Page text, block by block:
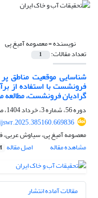
نویسنده =معصومه آمیغ پی
تعداد مقالات: 1
شناسایی موقعیت مناطق
فرونشست با استفاده از
گرادیان فرونشست،
دوره 56، شماره 3، خرداد 1404، صفحه
معصومه آمیغ پی، سیاوش عربی،
مشاهده مقاله
اصل مقاله
مقالات آماده انتشار